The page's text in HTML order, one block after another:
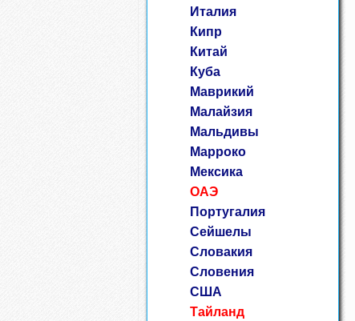
Италия
Кипр
Китай
Куба
Маврикий
Малайзия
Мальдивы
Марроко
Мексика
ОАЭ
Португалия
Сейшелы
Словакия
Словения
США
Тайланд